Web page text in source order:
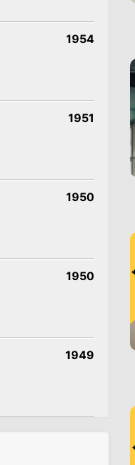
1954
1951
1950
1950
1949